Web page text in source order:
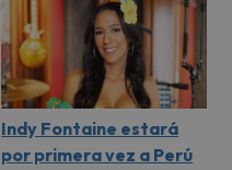
Indy Fontaine estará
por primera vez a Perú